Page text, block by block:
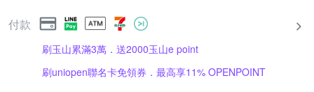
付款
刷玉山累滿3萬．送2000玉山e point
刷uniopen聯名卡免領券．最高享11% OPENPOINT